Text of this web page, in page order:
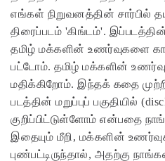
எங்கள் நிறுவனத்தின் சார்பில்
திரைப்படம் 'கிங்டம்'.
தமிழ் மக்களின் உணர்வுகளை
பட்டோம். தமிழ் மக்களின்
மதிக்கிறோம். இந்தக் கதை
படத்தின் மறுப்புப் பகுதியில்
குறிப்பிட்டுள்ளோம் என்பதை
இதையும் மீறி, மக்களின்
புண்பட்டிருந்தால், அதற்கு